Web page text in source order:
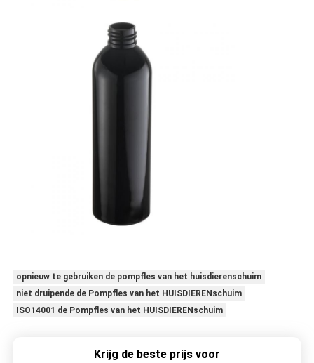
opnieuw te gebruiken de pompfles van het huisdierenschuim
niet druipende de Pompfles van het HUISDIERENschuim
ISO14001 de Pompfles van het HUISDIERENschuim
Krijg de beste prijs voor